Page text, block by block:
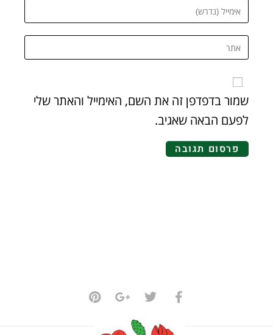
שמור בדפדפן זה את השם, האימייל והאתר שלי
לפעם הבאה שאגיב.